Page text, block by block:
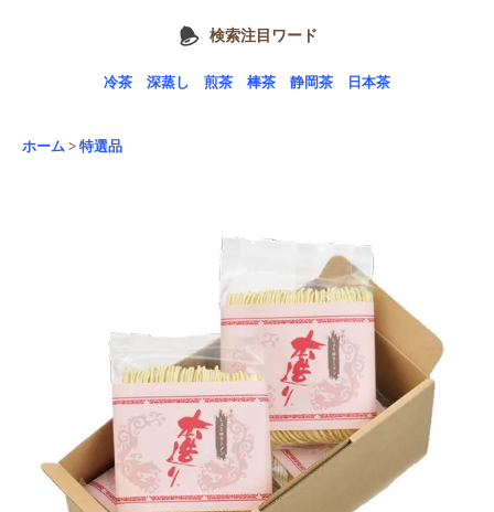
検索注目ワード
冷茶 深蒸し 煎茶 棒茶 静岡茶 日本茶
ホーム > 特選品